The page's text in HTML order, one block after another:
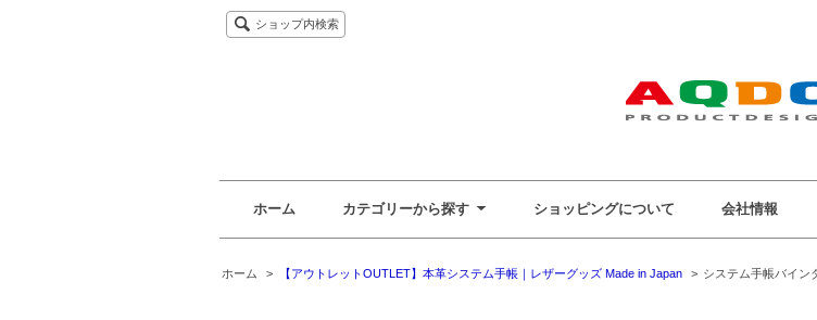
ショップ内検索
ホーム カテゴリーから探す ショッピングについて 会社情報
ホーム > 【アウトレットOUTLET】本革システム手帳｜レザーグッズ Made in Japan > システム手帳バイン